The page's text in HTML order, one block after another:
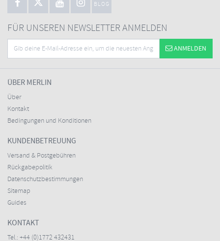
BLOG
FÜR UNSEREN NEWSLETTER ANMELDEN
ANMELDEN
ÜBER MERLIN
Über
Kontakt
Bedingungen und Konditionen
KUNDENBETREUUNG
Versand & Postgebühren
Rückgabepolitik
Datenschutzbestimmungen
Sitemap
Guides
KONTAKT
Tel.: +44 (0)1772 432431